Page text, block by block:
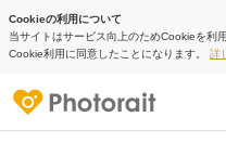
Cookieの利用について
当サイトはサービス向上のためCookieを利
Cookie利用に同意したことになります。 詳